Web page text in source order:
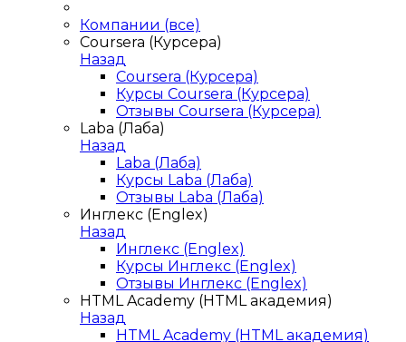
Компании (все)
Coursera (Курсера)
Назад
Coursera (Курсера)
Курсы Coursera (Курсера)
Отзывы Coursera (Курсера)
Laba (Лаба)
Назад
Laba (Лаба)
Курсы Laba (Лаба)
Отзывы Laba (Лаба)
Инглекс (Englex)
Назад
Инглекс (Englex)
Курсы Инглекс (Englex)
Отзывы Инглекс (Englex)
HTML Academy (HTML академия)
Назад
HTML Academy (HTML академия)